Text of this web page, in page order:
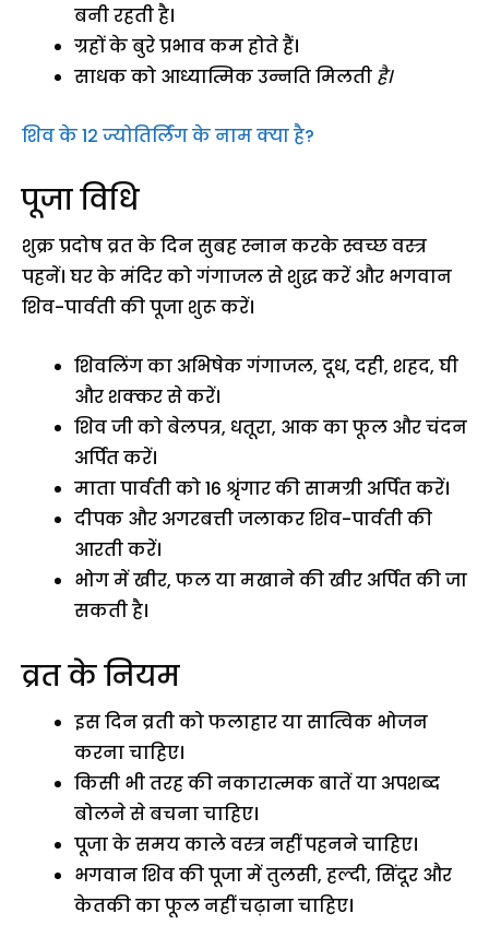
बनी रहती है।
ग्रहों के बुरे प्रभाव कम होते हैं।
साधक को आध्यात्मिक उन्नति मिलती है।
शिव के 12 ज्योतिर्लिंग के नाम क्या है?
पूजा विधि
शुक्र प्रदोष व्रत के दिन सुबह स्नान करके स्वच्छ वस्त्र
पहनें। घर के मंदिर को गंगाजल से शुद्ध करें और भगवान
शिव-पार्वती की पूजा शुरू करें।
शिवलिंग का अभिषेक गंगाजल, दूध, दही, शहद, घी
और शक्कर से करें।
शिव जी को बेलपत्र, धतूरा, आक का फूल और चंदन
अर्पित करें।
माता पार्वती को 16 श्रृंगार की सामग्री अर्पित करें।
दीपक और अगरबत्ती जलाकर शिव-पार्वती की
आरती करें।
भोग में खीर, फल या मखाने की खीर अर्पित की जा
सकती है।
व्रत के नियम
इस दिन व्रती को फलाहार या सात्विक भोजन
करना चाहिए।
किसी भी तरह की नकारात्मक बातें या अपशब्द
बोलने से बचना चाहिए।
पूजा के समय काले वस्त्र नहीं पहनने चाहिए।
भगवान शिव की पूजा में तुलसी, हल्दी, सिंदूर और
केतकी का फूल नहीं चढ़ाना चाहिए।